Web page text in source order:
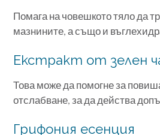
Помага на човешкото тяло да
мазнините, а също и
Екстракт от зелен
Това може да помогне за
отслабване, за да действа
Грифония есенция